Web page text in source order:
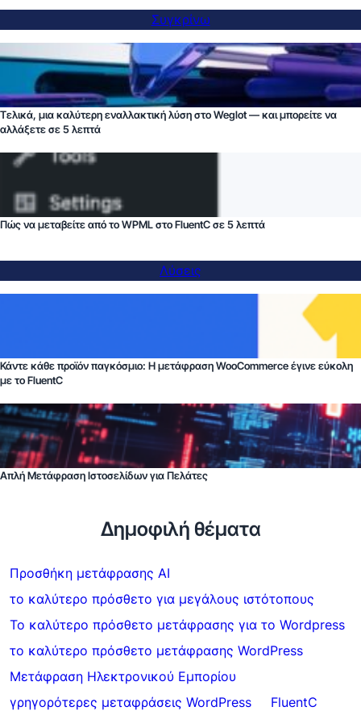
Συγκρίνω
Τελικά, μια καλύτερη εναλλακτική λύση στο Weglot — και μπορείτε να
αλλάξετε σε 5 λεπτά
Πώς να μεταβείτε από το WPML στο FluentC σε 5 λεπτά
Λύσεις
Κάντε κάθε προϊόν παγκόσμιο: Η μετάφραση WooCommerce έγινε εύκολη
με το FluentC
Απλή Μετάφραση Ιστοσελίδων για Πελάτες
Δημοφιλή θέματα
Προσθήκη μετάφρασης AI
το καλύτερο πρόσθετο για μεγάλους ιστότοπους
Το καλύτερο πρόσθετο μετάφρασης για το Wordpress
το καλύτερο πρόσθετο μετάφρασης WordPress
Μετάφραση Ηλεκτρονικού Εμπορίου
γρηγορότερες μεταφράσεις WordPress
FluentC